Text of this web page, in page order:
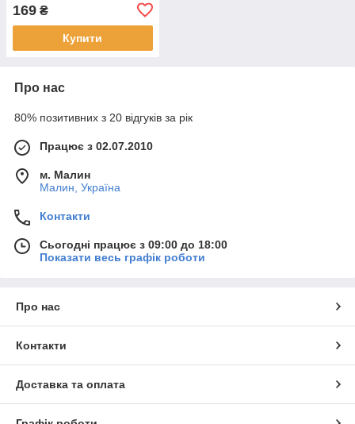
169 ₴
Купити
Про нас
80% позитивних з 20 відгуків за рік
Працює з 02.07.2010
м. Малин
Малин, Україна
Контакти
Сьогодні працює з 09:00 до 18:00
Показати весь графік роботи
Про нас
Контакти
Доставка та оплата